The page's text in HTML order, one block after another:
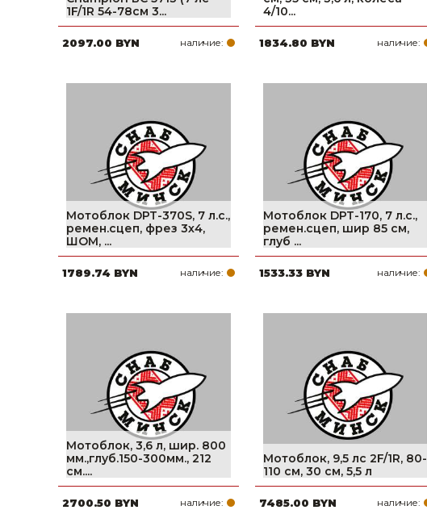
Строительные и отделочные материалы
Садовый инструмент, вазоны, горшки и кашпо, теплицы, парники
Товары для дома
Сантехника
Автомобильные товары, инструменты
Резинотехнические, асбестовые изделия, каболка
1F/1R 54-78см 3...
2097.00 BYN наличие:
4/10...
1834.80 BYN наличие:
Мотоблок DPT-370S, 7 л.с.,
ремен.сцеп, фрез 3х4,
ШОМ, ...
1789.74 BYN наличие:
Мотоблок DPT-170, 7 л.с.,
ремен.сцеп, шир 85 см,
глуб ...
1533.33 BYN наличие:
Мотоблок, 3,6 л, шир. 800
мм.,глуб.150-300мм., 212
см....
2700.50 BYN наличие:
Мотоблок, 9,5 лс 2F/1R, 80-
110 см, 30 см, 5,5 л
7485.00 BYN наличие: